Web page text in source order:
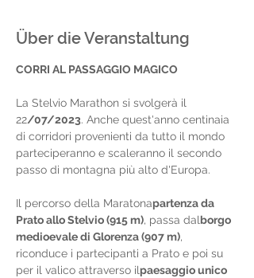
Über die Veranstaltung
CORRI AL PASSAGGIO MAGICO
La Stelvio Marathon si svolgerà il
22/07/2023. Anche quest'anno centinaia
di corridori provenienti da tutto il mondo
parteciperanno e scaleranno il secondo
passo di montagna più alto d'Europa.
Il percorso della Maratonapartenza da
Prato allo Stelvio (915 m), passa dalborgo
medioevale di Glorenza (907 m),
riconduce i partecipanti a Prato e poi su
per il valico attraverso ilpaesaggio unico